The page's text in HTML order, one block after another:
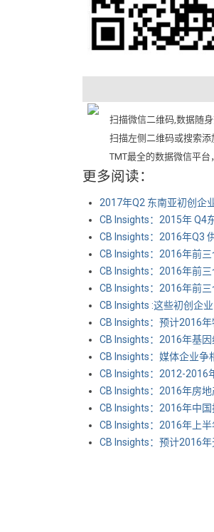
扫描微信二维码,数据随
扫描左侧二维码或搜索添
TMT最全的数据微信平
更多阅读：
2017年Q2 东南亚初创企
CB Insights：2015年 Q4
CB Insights：2016年Q3
CB Insights：2016年前
CB Insights：2016年前
CB Insights：2016年前
CB Insights :这些初创企
CB Insights：预计2016
CB Insights：2016年基
CB Insights：媒体企业争
CB Insights：2012-2016
CB Insights：2016年房
CB Insights：2016年中
CB Insights：2016年上
CB Insights：预计2016